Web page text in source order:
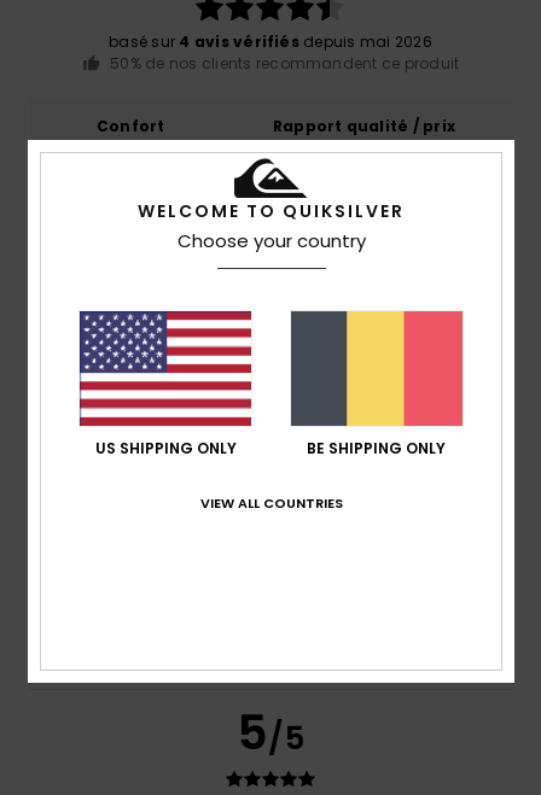
basé sur 4 avis vérifiésdepuis mai 2026
50% de nos clients recommandent ce produit
Confort
4.8
Rapport qualité / prix
4.5
Coloris
5/5
WELCOME TO QUIKSILVER
Choose your country
US SHIPPING ONLY BE SHIPPING ONLY
VIEW ALL COUNTRIES